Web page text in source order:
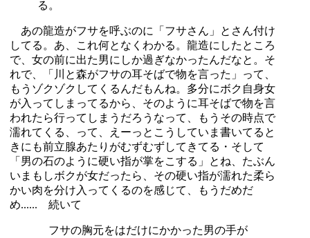
る。
あの龍造がフサを呼ぶのに「フサさん」とさん付け
してる。あ、これ何となくわかる。龍造にしたところ
で、女の前に出た男にしか過ぎなかったんだなと。そ
れで、「川と森がフサの耳そばで物を言った」って、
もうゾクゾクしてくるんだもんね。多分にボク自身女
が入ってしまってるから、そのように耳そばで物を言
われたら行ってしまうだろうなって、もうその時点で
濡れてくる、って、えーっとこうしていま書いてると
きにも前立腺あたりがむずむずしてきてる・そして
「男の石のように硬い指が掌をこする」とね、たぶん
いまもしボクが女だったら、その硬い指が濡れた柔ら
かい肉を分け入ってくるのを感じて、もうだめだ
め...... 続いて
フサの胸元をはだけにかかった男の手が